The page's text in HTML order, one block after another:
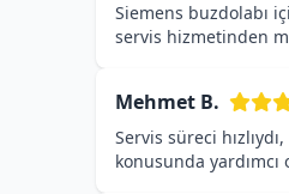
Siemens buzdolabı
servis hizmetinden
Mehmet B.
Servis süreci
konusunda yardımcı